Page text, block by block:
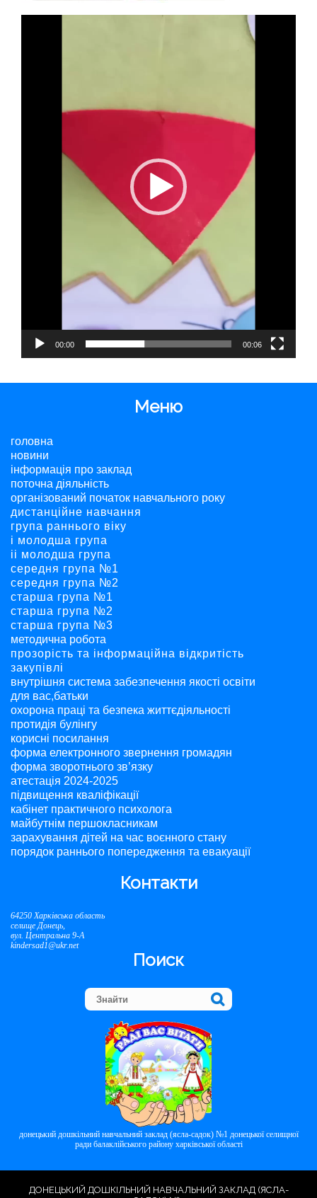
00:00 00:06
донецький дошкільний навчальний заклад (ясла-садок) №1 донецької селищної
ради балаклійського району харківської області
Меню
головна
новини
інформація про заклад
поточна діяльність
організований початок навчального року
дистанційне навчання
група раннього віку
і молодша група
ii молодша група
середня група №1
середня група №2
старша група №1
старша група №2
старша група №3
методична робота
прозорість та інформаційна відкритість
закупівлі
внутрішня система забезпечення якості освіти
для вас,батьки
охорона праці та безпека життєдіяльності
протидія булінгу
корисні посилання
форма електронного звернення громадян
форма зворотнього зв’язку
атестація 2024-2025
підвищення кваліфікації
кабінет практичного психолога
майбутнім першокласникам
зарахування дітей на час воєнного стану
порядок раннього попередження та евакуації
Контакти
64250 Харківська область
селище Донець,
вул. Центральна 9-А
kindersad1@ukr.net
Поиск
ДОНЕЦЬКИЙ ДОШКІЛЬНИЙ НАВЧАЛЬНИЙ ЗАКЛАД (ЯСЛА-